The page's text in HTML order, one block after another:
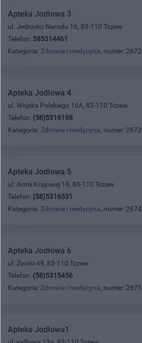
Apteka Jodłowa 3
ul. Jedności Narodu 16, 83-110 Tczew
Telefon: 585314461
Kategoria: Zdrowie i medycyna, numer: 2672
Apteka Jodłowa 4
ul. Wojska Polskiego 16A, 83-110 Tczew
Telefon: (58)5316198
Kategoria: Zdrowie i medycyna, numer: 2673
Apteka Jodłowa 5
ul. Armii Krajowej 19, 83-110 Tczew
Telefon: (58)5316531
Kategoria: Zdrowie i medycyna, numer: 2674
Apteka Jodłowa 6
ul. Żwirki 49, 83-110 Tczew
Telefon: (58)5315456
Kategoria: Zdrowie i medycyna, numer: 2675
Apteka Jodłowa1